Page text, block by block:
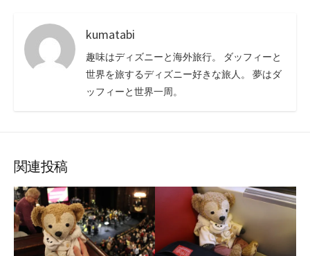
kumatabi
趣味はディズニーと海外旅行。 ダッフィーと
世界を旅するディズニー好きな旅人。 夢はダ
ッフィーと世界一周。
関連投稿